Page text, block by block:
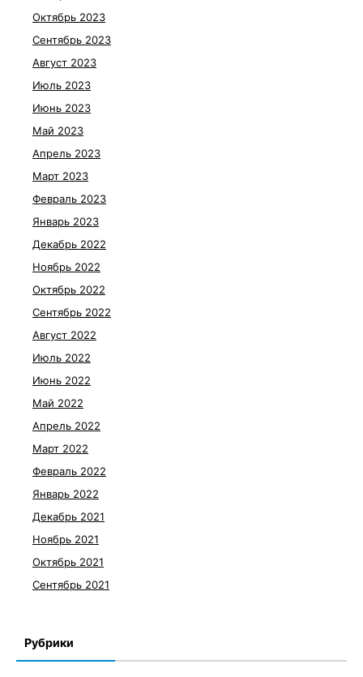
Октябрь 2023
Сентябрь 2023
Август 2023
Июль 2023
Июнь 2023
Май 2023
Апрель 2023
Март 2023
Февраль 2023
Январь 2023
Декабрь 2022
Ноябрь 2022
Октябрь 2022
Сентябрь 2022
Август 2022
Июль 2022
Июнь 2022
Май 2022
Апрель 2022
Март 2022
Февраль 2022
Январь 2022
Декабрь 2021
Ноябрь 2021
Октябрь 2021
Сентябрь 2021
Рубрики